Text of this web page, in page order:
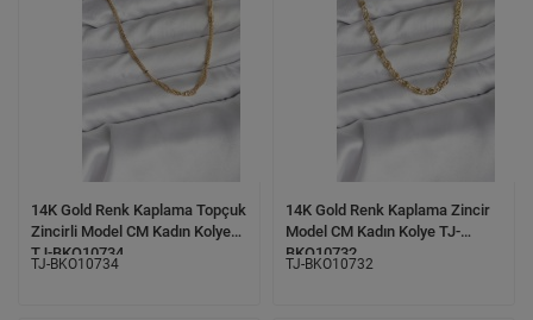
14K Gold Renk Kaplama Topçuk
Zincirli Model CM Kadın Kolye
TJ-BKO10734
TJ-BKO10734
14K Gold Renk Kaplama Zincir
Model CM Kadın Kolye TJ-
BKO10732
TJ-BKO10732